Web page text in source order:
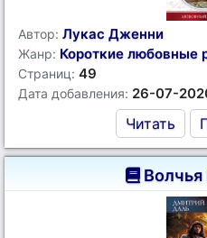
Автор: Лукас Дженни
Жанр: Короткие любовные
Страниц: 49
Дата добавления: 26-07-
Читать